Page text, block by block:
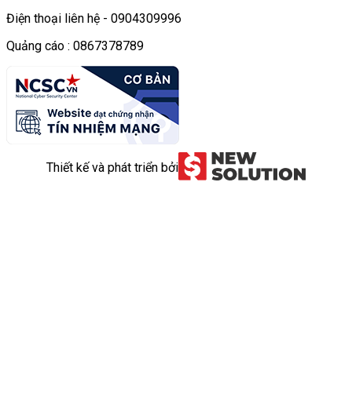
Điện thoại liên hệ - 0904309996
Quảng cáo : 0867378789
Thiết kế và phát triển bởi